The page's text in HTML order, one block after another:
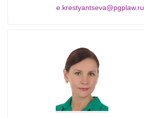
e.krestyantseva@pgplaw.ru